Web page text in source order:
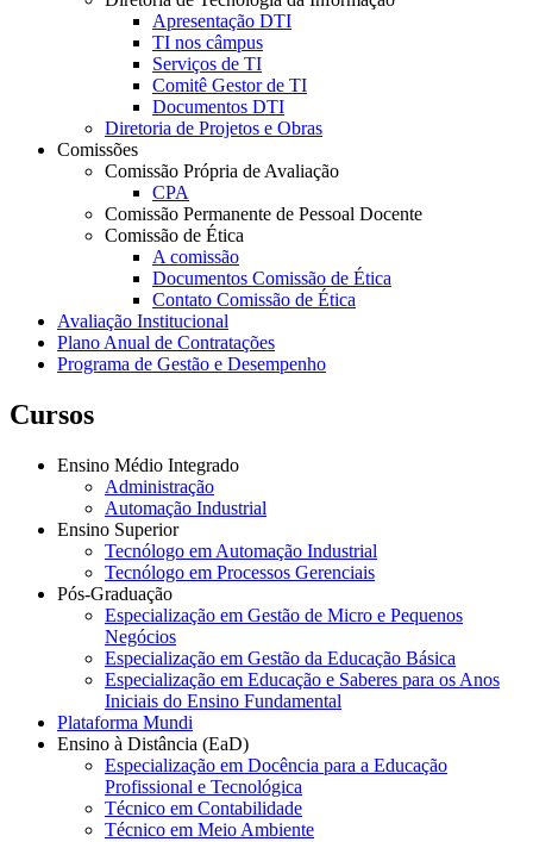
Apresentação DTI
TI nos câmpus
Serviços de TI
Comitê Gestor de TI
Documentos DTI
Diretoria de Projetos e Obras
Comissões
Comissão Própria de Avaliação
CPA
Comissão Permanente de Pessoal Docente
Comissão de Ética
A comissão
Documentos Comissão de Ética
Contato Comissão de Ética
Avaliação Institucional
Plano Anual de Contratações
Programa de Gestão e Desempenho
Cursos
Ensino Médio Integrado
Administração
Automação Industrial
Ensino Superior
Tecnólogo em Automação Industrial
Tecnólogo em Processos Gerenciais
Pós-Graduação
Especialização em Gestão de Micro e Pequenos
Negócios
Especialização em Gestão da Educação Básica
Especialização em Educação e Saberes para os Anos
Iniciais do Ensino Fundamental
Plataforma Mundi
Ensino à Distância (EaD)
Especialização em Docência para a Educação
Profissional e Tecnológica
Técnico em Contabilidade
Técnico em Meio Ambiente